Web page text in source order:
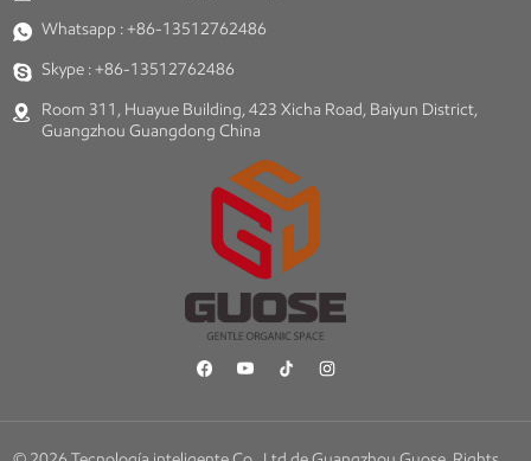
Whatsapp :+86-13512762486
Skype :+86-13512762486
Room 311, Huayue Building, 423 Xicha Road, Baiyun District,
Guangzhou Guangdong China